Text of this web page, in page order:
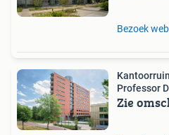
Bezoek
Professor
Zie